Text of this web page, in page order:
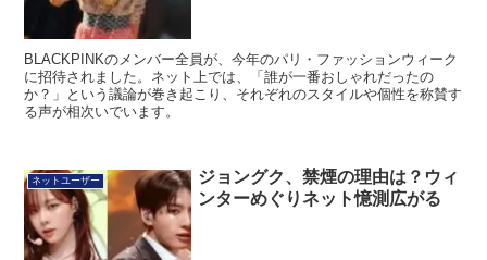
BLACKPINKのメンバー全員が、今年のパリ・ファッションウィーク
に招待されました。ネット上では、「誰が一番おしゃれだったの
か？」という議論が巻き起こり、それぞれのスタイルや個性を称賛す
る声が相次いでいます。
ネットユーザー
ジョングク、禁煙の理由は？ウィ
ンターめぐりネット憶測広がる